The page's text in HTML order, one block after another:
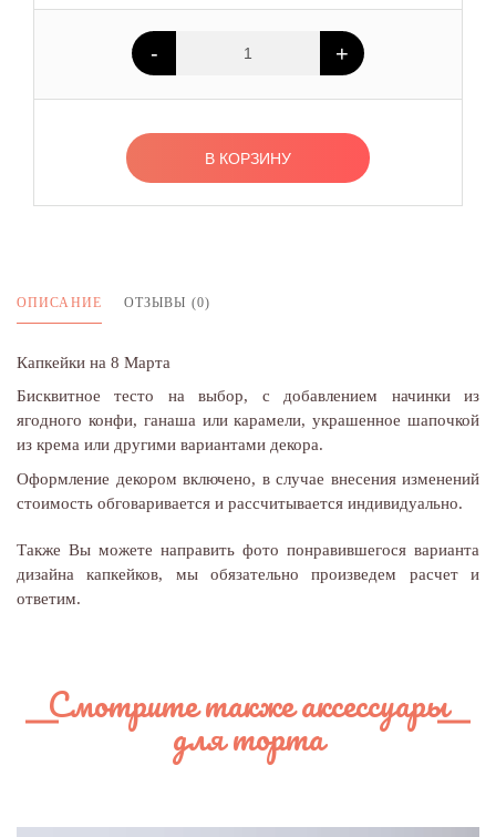
- +
В КОРЗИНУ
ОПИСАНИЕ ОТЗЫВЫ (0)
Капкейки на 8 Марта
Бисквитное тесто на выбор, с добавлением начинки из
ягодного конфи, ганаша или карамели, украшенное шапочкой
из крема или другими вариантами декора.
Оформление декором включено, в случае внесения изменений
стоимость обговаривается и рассчитывается индивидуально.
Также Вы можете направить фото понравившегося варианта
дизайна капкейков, мы обязательно произведем расчет и
ответим.
Смотрите также аксессуары
для торта